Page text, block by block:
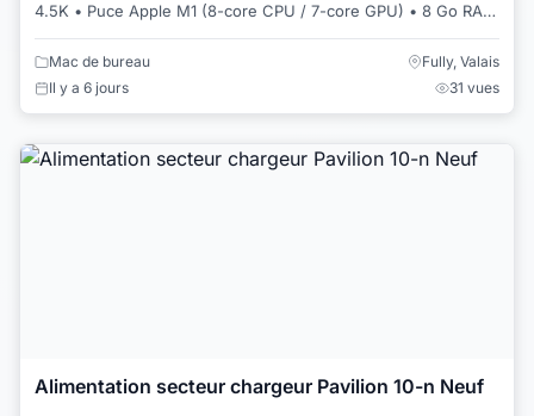
4.5K • Puce Apple M1 (8-core CPU / 7-core GPU) • 8 Go RAM
Mac de bureau
Fully, Valais
Il y a 6 jours
31 vues
Alimentation secteur chargeur Pavilion 10-n Neuf